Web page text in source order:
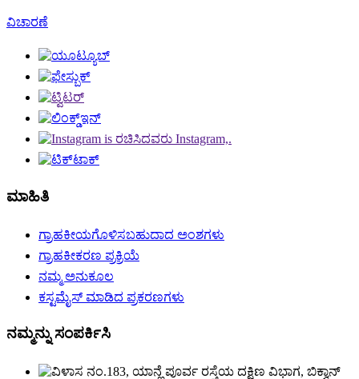
ವಿಚಾರಣೆ
ಮಾಹಿತಿ
ಗ್ರಾಹಕೀಯಗೊಳಿಸಬಹುದಾದ ಅಂಶಗಳು
ಗ್ರಾಹಕೀಕರಣ ಪ್ರಕ್ರಿಯೆ
ನಮ್ಮ ಅನುಕೂಲ
ಕಸ್ಟಮೈಸ್ ಮಾಡಿದ ಪ್ರಕರಣಗಳು
ನಮ್ಮನ್ನು ಸಂಪರ್ಕಿಸಿ
ನಂ.183, ಯಾನ್ಹೆ ಪೂರ್ವ ರಸ್ತೆಯ ದಕ್ಷಿಣ ವಿಭಾಗ, ಬಿಕ್ವಾನ್